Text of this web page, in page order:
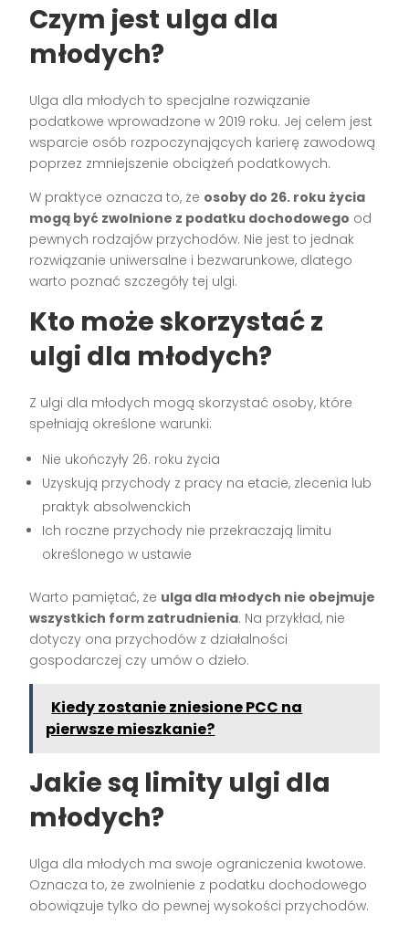
Czym jest ulga dla
młodych?
Ulga dla młodych to specjalne rozwiązanie
podatkowe wprowadzone w 2019 roku. Jej celem jest
wsparcie osób rozpoczynających karierę zawodową
poprzez zmniejszenie obciążeń podatkowych.
W praktyce oznacza to, że osoby do 26. roku życia
mogą być zwolnione z podatku dochodowego od
pewnych rodzajów przychodów. Nie jest to jednak
rozwiązanie uniwersalne i bezwarunkowe, dlatego
warto poznać szczegóły tej ulgi.
Kto może skorzystać z
ulgi dla młodych?
Z ulgi dla młodych mogą skorzystać osoby, które
spełniają określone warunki:
Nie ukończyły 26. roku życia
Uzyskują przychody z pracy na etacie, zlecenia lub
praktyk absolwenckich
Ich roczne przychody nie przekraczają limitu
określonego w ustawie
Warto pamiętać, że ulga dla młodych nie obejmuje
wszystkich form zatrudnienia. Na przykład, nie
dotyczy ona przychodów z działalności
gospodarczej czy umów o dzieło.
Kiedy zostanie zniesione PCC na
pierwsze mieszkanie?
Jakie są limity ulgi dla
młodych?
Ulga dla młodych ma swoje ograniczenia kwotowe.
Oznacza to, że zwolnienie z podatku dochodowego
obowiązuje tylko do pewnej wysokości przychodów.